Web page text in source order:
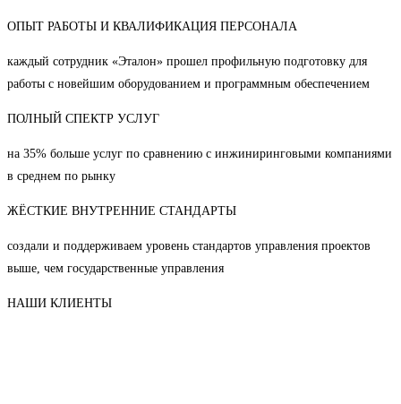
ОПЫТ РАБОТЫ И КВАЛИФИКАЦИЯ ПЕРСОНАЛА
каждый сотрудник «Эталон» прошел профильную подготовку для
работы с новейшим оборудованием и программным обеспечением
ПОЛНЫЙ СПЕКТР УСЛУГ
на 35% больше услуг по сравнению с инжиниринговыми компаниями
в среднем по рынку
ЖЁСТКИЕ ВНУТРЕННИЕ СТАНДАРТЫ
создали и поддерживаем уровень стандартов управления проектов
выше, чем государственные управления
НАШИ КЛИЕНТЫ